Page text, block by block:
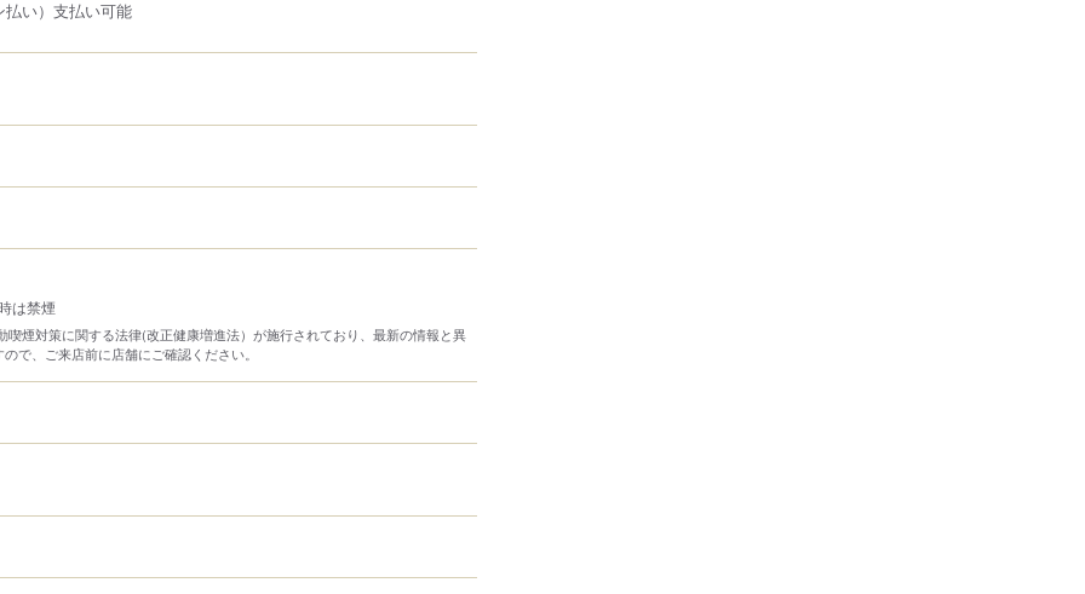
い）支払い可能
は禁煙
喫煙対策に関する法律(改正健康増進法）が施行されており、最新の情報と異
で、ご来店前に店舗にご確認ください。